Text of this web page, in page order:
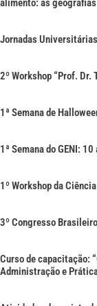
alimento: as
Jornadas
2º Workshop “Prof. Dr.
1ª Semana de
1ª Semana do GENI:
1º Workshop da
3º Congresso
Curso de capacitação:
Administração e